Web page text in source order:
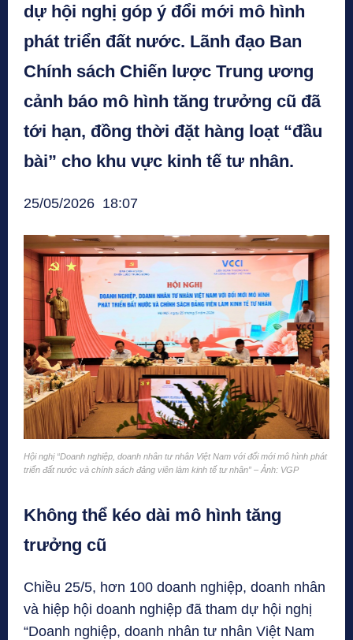
dự hội nghị góp ý đổi mới mô hình
phát triển đất nước. Lãnh đạo Ban
Chính sách Chiến lược Trung ương
cảnh báo mô hình tăng trưởng cũ đã
tới hạn, đồng thời đặt hàng loạt “đầu
bài” cho khu vực kinh tế tư nhân.
25/05/2026 18:07
Hội nghị “Doanh nghiệp, doanh nhân tư nhân Việt Nam với đổi mới mô hình phát
triển đất nước và chính sách đảng viên làm kinh tế tư nhân” – Ảnh: VGP
Không thể kéo dài mô hình tăng
trưởng cũ
Chiều 25/5, hơn 100 doanh nghiệp, doanh nhân
và hiệp hội doanh nghiệp đã tham dự hội nghị
“Doanh nghiệp, doanh nhân tư nhân Việt Nam